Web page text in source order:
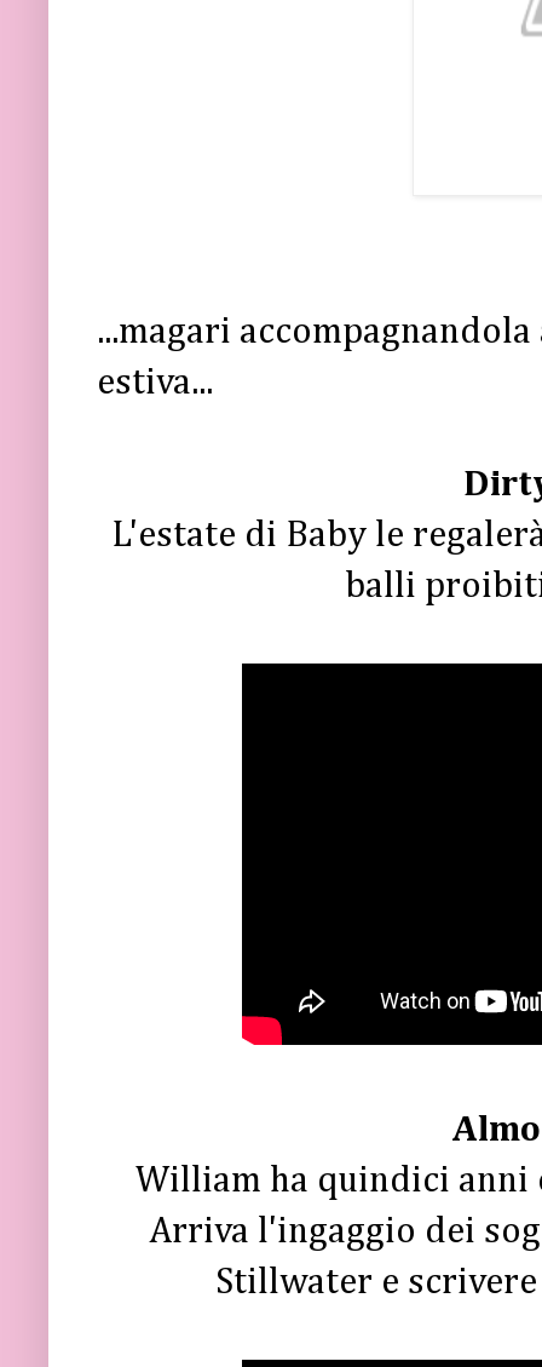
...magari
estiva...
L'estate di Baby le
balli
William ha quindici anni
Arriva l'ingaggio dei
Stillwater e